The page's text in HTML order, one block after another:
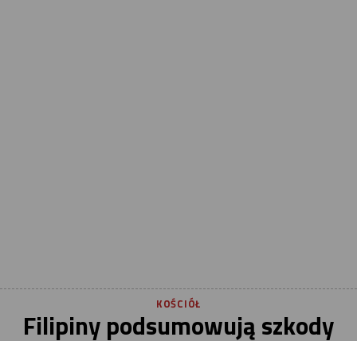
KOŚCIÓŁ
Filipiny podsumowują szkody